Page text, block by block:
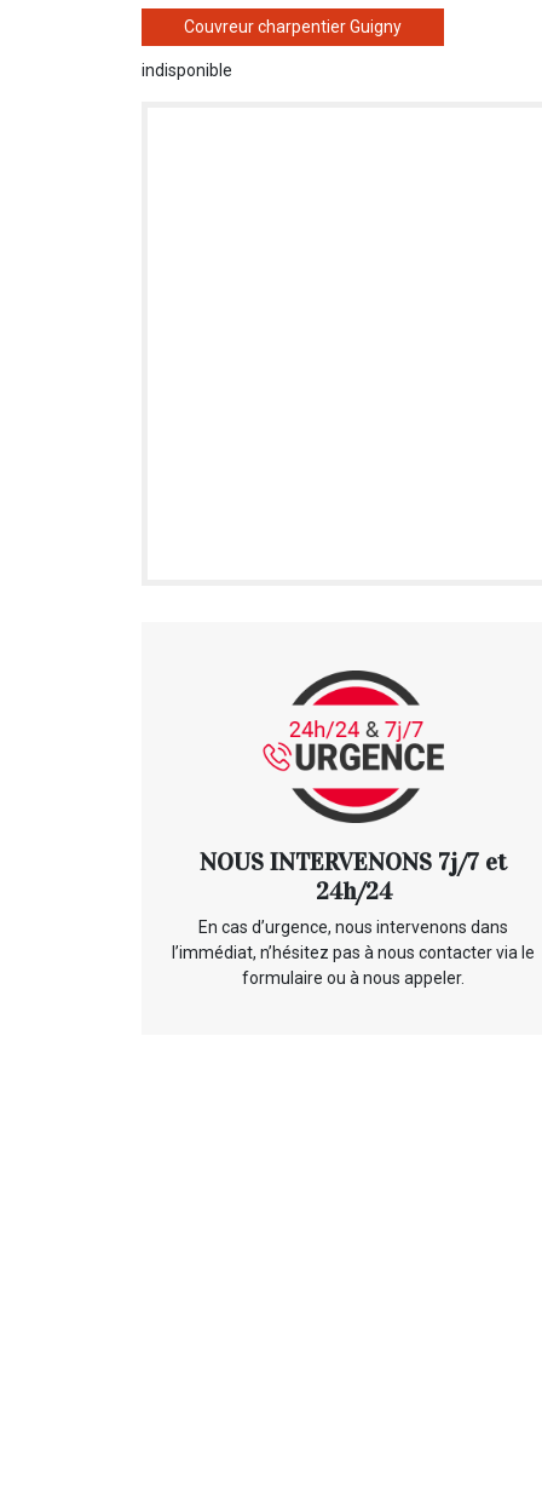
Couvreur charpentier Guigny
indisponible
NOUS INTERVENONS 7j/7 et
24h/24
En cas d’urgence, nous intervenons dans
l’immédiat, n’hésitez pas à nous contacter via le
formulaire ou à nous appeler.